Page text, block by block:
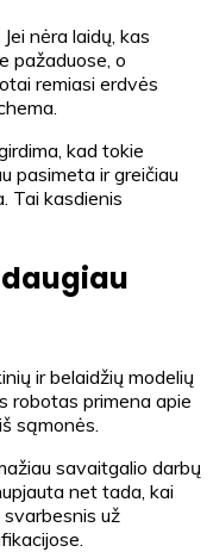
nėra laidų, kas
pažaduose, o
remiasi erdvės
kad tokie
pasimeta ir greičiau
Tai kasdienis
ir belaidžių modelių
robotas primena apie
sąmonės.
savaitgalio darbų
net tada, kai
už